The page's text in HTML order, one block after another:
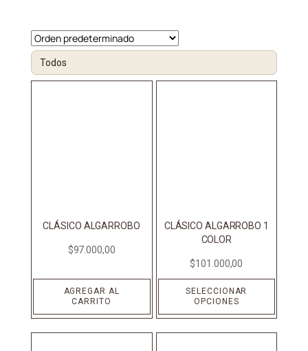
CLÁSICO ALGARROBO
$97.000,00
AGREGAR AL
CARRITO
CLÁSICO ALGARROBO 1
COLOR
$101.000,00
SELECCIONAR
OPCIONES